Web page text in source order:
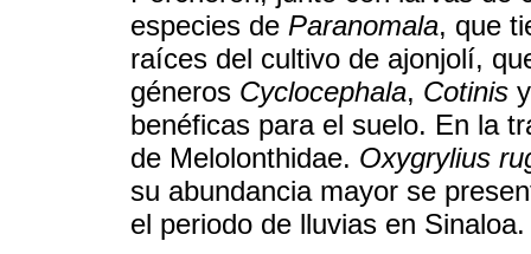
especies de Paranomala, que
raíces del cultivo de ajonjolí,
géneros Cyclocephala, Cotinis
benéficas para el suelo. En la
de Melolonthidae. Oxygrylius
su abundancia mayor se
el periodo de lluvias en Sinaloa.